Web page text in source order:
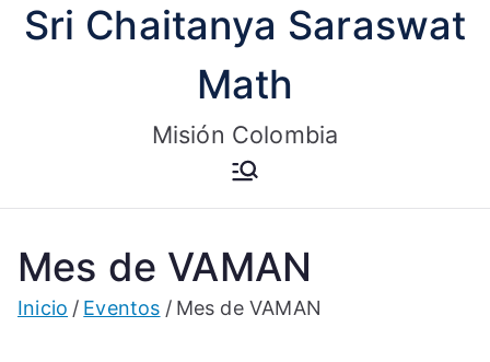
Sri Chaitanya Saraswat
Math
Misión Colombia
Mes de VAMAN
Inicio Eventos Mes de VAMAN